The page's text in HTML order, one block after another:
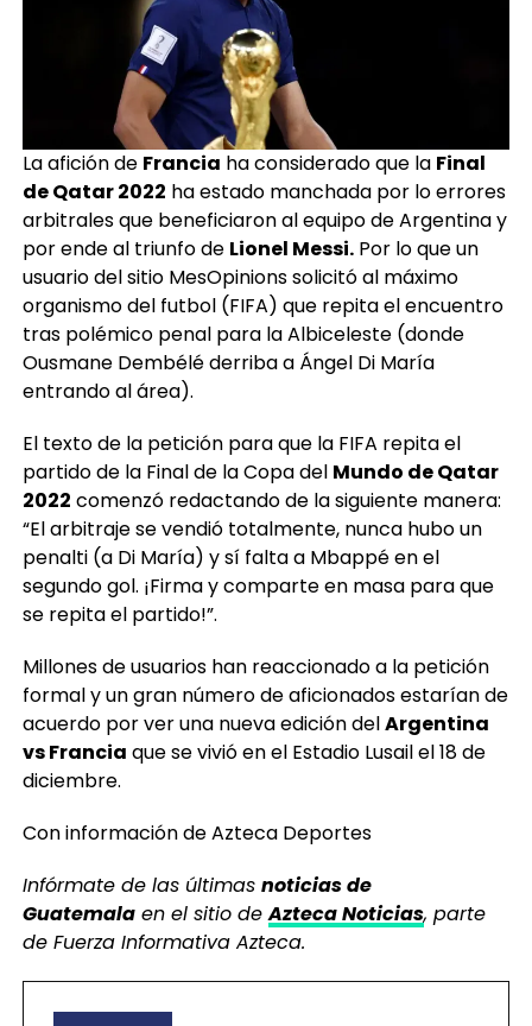
La afición de Francia ha considerado que la Final
de Qatar 2022 ha estado manchada por lo errores
arbitrales que beneficiaron al equipo de Argentina y
por ende al triunfo de Lionel Messi.Por lo que un
usuario del sitio MesOpinions solicitó al máximo
organismo del futbol (FIFA) que repita el encuentro
tras polémico penal para la Albiceleste (donde
Ousmane Dembélé derriba a Ángel Di María
entrando al área).
El texto de la petición para que la FIFA repita el
partido de la Final de la Copa del Mundo de Qatar
2022 comenzó redactando de la siguiente manera:
“El arbitraje se vendió totalmente, nunca hubo un
penalti (a Di María) y sí falta a Mbappé en el
segundo gol. ¡Firma y comparte en masa para que
se repita el partido!”.
Millones de usuarios han reaccionado a la petición
formal y un gran número de aficionados estarían de
acuerdo por ver una nueva edición delArgentina
vs Francia que se vivió en el Estadio Lusail el 18 de
diciembre.
Con información de Azteca Deportes
Infórmate de las últimas noticias de
Guatemalaen el sitio deAzteca Noticias, parte
de Fuerza Informativa Azteca.